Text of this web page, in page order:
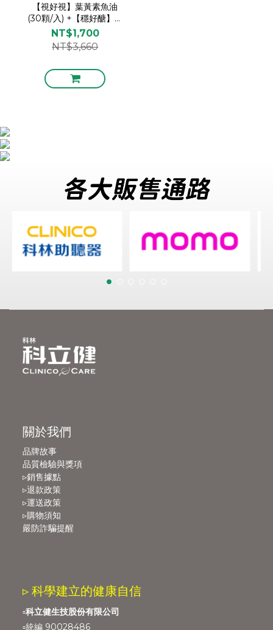
【視好視】葉黃素魚油
(30顆/入) +【穩好醣】白
腎豆仙人掌 (60顆/入)
NT$1,700
NT$3,660
關於我們
品牌故事
品質檢驗與獎項
▹銷售據點
▹退款政策
▹運送政策
▹購物須知
嚴防詐騙提醒
▹ 科學建立的健康自信
▫️科立健生技股份有限公司
▫️統編 90028486